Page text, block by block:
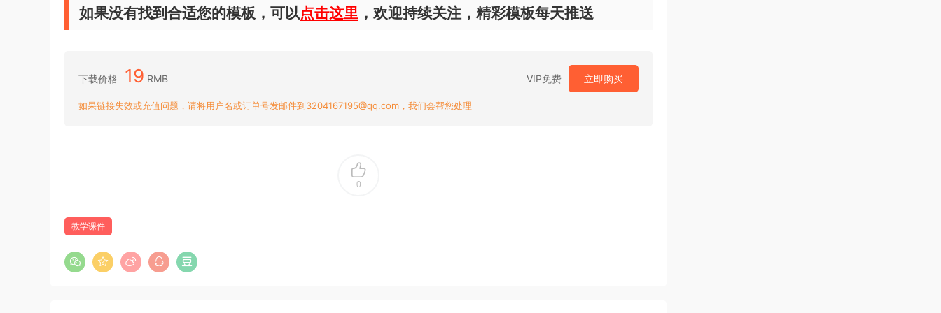
如果没有找到合适您的模板，可以点击这里 ，欢迎持续关注，精彩模板每天推送
下载价格 19 RMB VIP免费 立即购买
如果链接失效或充值问题，请将用户名或订单号发邮件到3204167195@qq.com，我们会帮您处理
0
教学课件